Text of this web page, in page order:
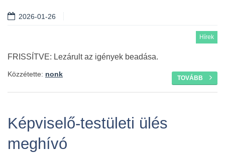
2026-01-26
Hírek
FRISSÍTVE: Lezárult az igények beadása.
TOVÁBB
Közzétette: nonk
Képviselő-testületi ülés
meghívó